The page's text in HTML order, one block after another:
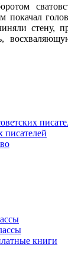
покачал
стену,
писателей
книги